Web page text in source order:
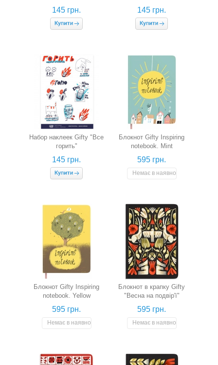
145 грн. 145 грн.
Набор наклеек Gifty "Все
горить"
145 грн.
Блокнот Gifty Inspiring
notebook. Mint
595 грн.
Немає в наявності
Блокнот Gifty Inspiring
notebook. Yellow
595 грн.
Немає в наявності
Блокнот в крапку Gifty
"Весна на подвір'ї"
595 грн.
Немає в наявності